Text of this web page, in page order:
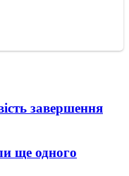
завершення
ще одного